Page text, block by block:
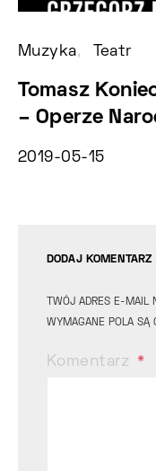
Muzyka Teatr
Tomasz
– Operze
2019-05-15
DODAJ KOMENTARZ
TWÓJ ADRES E-MAIL
WYMAGANE POLA SĄ
Komentarz